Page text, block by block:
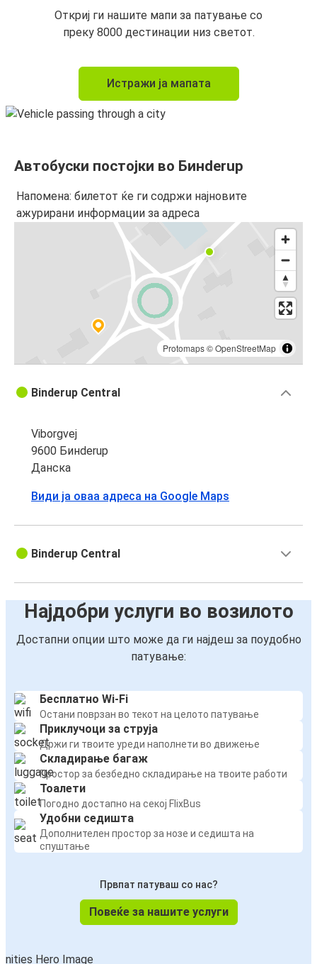
Откриј ги нашите мапи за патување со
преку 8000 дестинации низ светот.
Истражи ја мапата
Автобуски постојки во Бинderup
Напомена: билетот ќе ги содржи најновите
ажурирани информации за адреса
Protomaps©OpenStreetMap
Binderup Central
Viborgvej
9600 Бинderup
Данска
Види ја оваа адреса на Google Maps
Binderup Central
Најдобри услуги во возилото
Достапни опции што може да ги најдеш за поудобно
патување:
Бесплатно Wi-Fi
Остани поврзан во текот на целото патување
Приклучоци за струја
Држи ги твоите уреди наполнети во движење
Складирање багаж
Простор за безбедно складирање на твоите работи
Тоалети
Погодно достапно на секој FlixBus
Удобни седишта
Дополнителен простор за нозе и седишта на
спуштање
Првпат патуваш со нас?
Повеќе за нашите услуги